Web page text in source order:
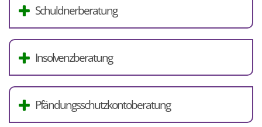
Schuldnerberatung
Insolvenzberatung
Pfändungsschutzkontoberatung